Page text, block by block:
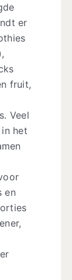
er
fruit,
Veel
het
en